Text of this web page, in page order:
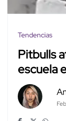
Tendencias
Pitbulls
escuela